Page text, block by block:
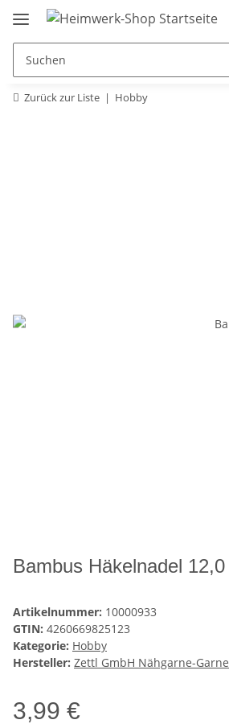
Zurück zur Liste Hobby
Bambus Häkelnadel 12,0
Artikelnummer: 10000933
GTIN: 4260669825123
Kategorie: Hobby
Hersteller: Zettl GmbH Nähgarne-Garne
3,99 €